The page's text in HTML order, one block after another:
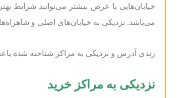
خیابان‌هایی با عرض بیشتر می‌توانند شرایط
می‌باشد. نزدیکی به خیابان‌های اصلی و
رندی آدرس و نزدیکی به مراکز شناخته شده
نزدیکی به مراکز خرید